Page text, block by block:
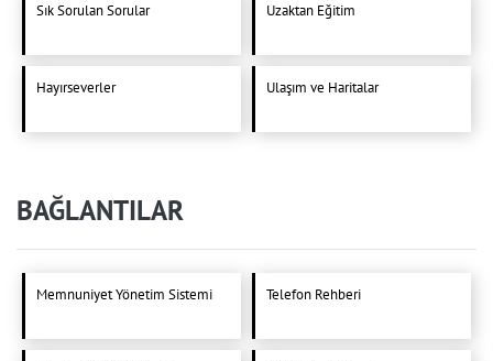
Sık Sorulan Sorular Uzaktan Eğitim
Hayırseverler Ulaşım ve Haritalar
BAĞLANTILAR
Memnuniyet Yönetim Sistemi Telefon Rehberi